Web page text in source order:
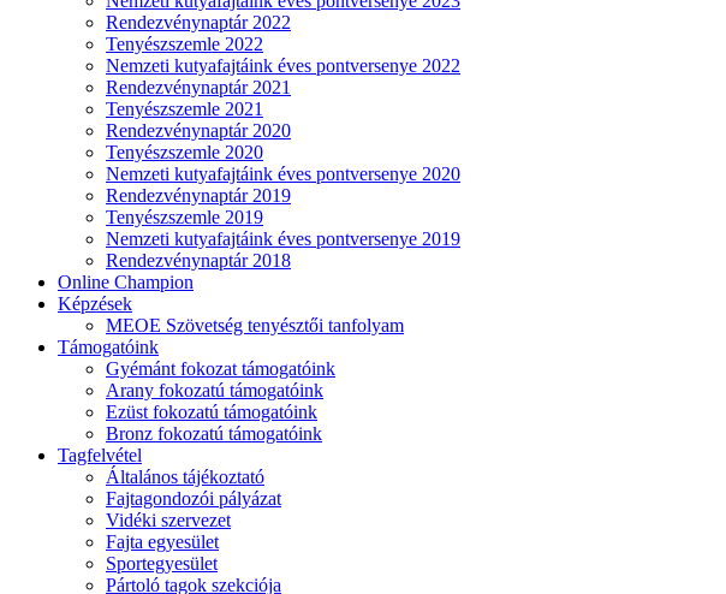
Rendezvénynaptár 2022
Tenyészszemle 2022
Nemzeti kutyafajtáink éves pontversenye 2022
Rendezvénynaptár 2021
Tenyészszemle 2021
Rendezvénynaptár 2020
Tenyészszemle 2020
Nemzeti kutyafajtáink éves pontversenye 2020
Rendezvénynaptár 2019
Tenyészszemle 2019
Nemzeti kutyafajtáink éves pontversenye 2019
Rendezvénynaptár 2018
Online Champion
Képzések
MEOE Szövetség tenyésztői tanfolyam
Támogatóink
Gyémánt fokozat támogatóink
Arany fokozatú támogatóink
Ezüst fokozatú támogatóink
Bronz fokozatú támogatóink
Tagfelvétel
Általános tájékoztató
Fajtagondozói pályázat
Vidéki szervezet
Fajta egyesület
Sportegyesület
Pártoló tagok szekciója